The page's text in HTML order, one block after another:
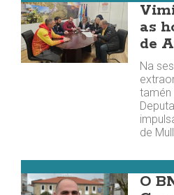
as
de
Na
tamén
de
O